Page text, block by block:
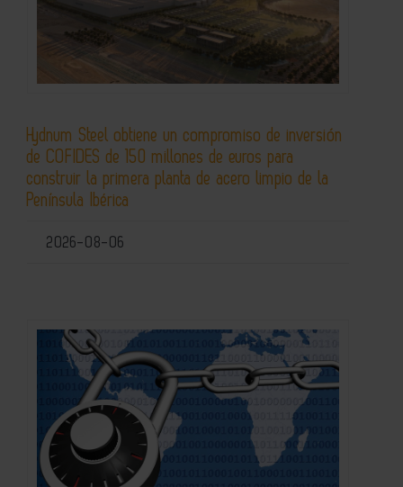
Hydnum Steel obtiene un compromiso de inversión
de COFIDES de 150 millones de euros para
construir la primera planta de acero limpio de la
Península Ibérica
2026-08-06